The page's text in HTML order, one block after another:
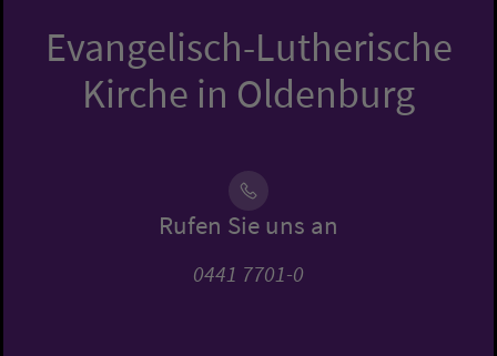
Evangelisch-Lutherische
Kirche in Oldenburg
Rufen Sie uns an
0441 7701-0